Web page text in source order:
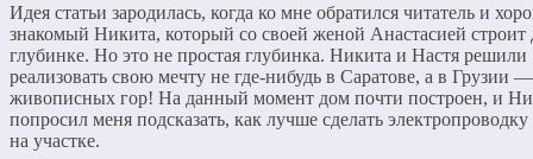
Идея статьи зародилась, когда ко мне обратился читатель и
знакомый Никита, который со своей женой Анастасией строит
глубинке. Но это не простая глубинка. Никита и Настя решили
реализовать свою мечту не где-нибудь в Саратове, а в Грузии
живописных гор! На данный момент дом почти построен, и
попросил меня подсказать, как лучше сделать
на участке.